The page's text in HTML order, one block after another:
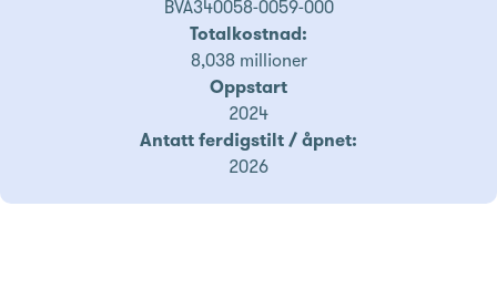
BVA340058-0059-000
Totalkostnad:
8,038 millioner
Oppstart
2024
Antatt ferdigstilt / åpnet:
2026